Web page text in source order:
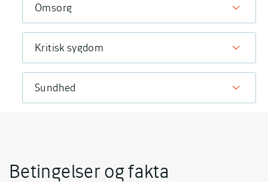
Omsorg
Kritisk sygdom
Sundhed
Betingelser og fakta